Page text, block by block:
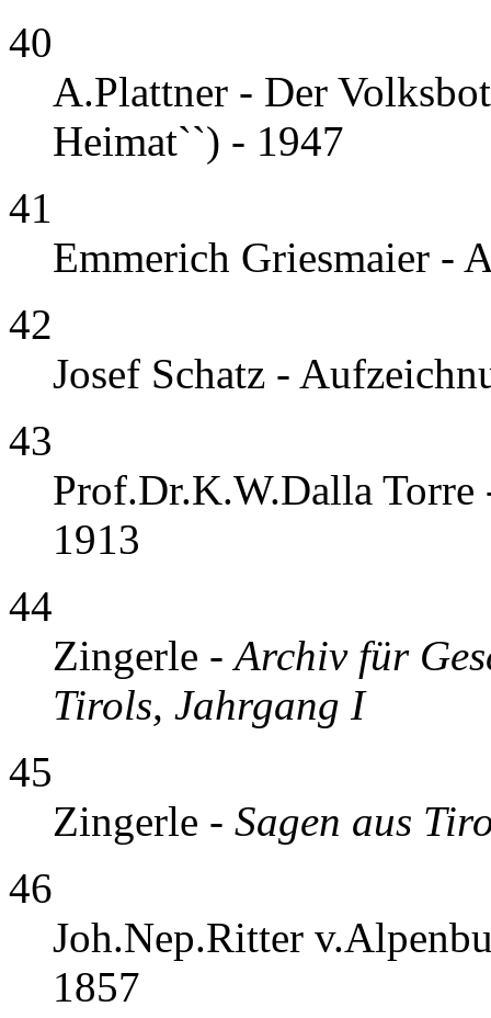
40
A.Plattner - Der
Heimat``) - 1947
41
Emmerich Griesmaier -
42
Josef Schatz -
43
Prof.Dr.K.W.Dalla
1913
44
Zingerle -Archiv für
Tirols, Jahrgang I
45
Zingerle - Sagen aus
46
Joh.Nep.Ritter
1857